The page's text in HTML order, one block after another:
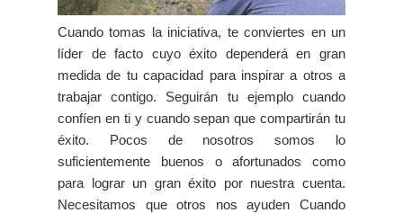
Cuando tomas la iniciativa, te conviertes en un
líder de facto cuyo éxito dependerá en gran
medida de tu capacidad para inspirar a otros a
trabajar contigo. Seguirán tu ejemplo cuando
confíen en ti y cuando sepan que compartirán tu
éxito. Pocos de nosotros somos lo
suficientemente buenos o afortunados como
para lograr un gran éxito por nuestra cuenta.
Necesitamos que otros nos ayuden Cuando